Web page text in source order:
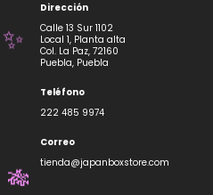
Dirección
Calle 13 Sur 1102
Local 1, Planta alta
Col. La Paz, 72160
Puebla, Puebla
Teléfono
222 485 9974
Correo
tienda@japanboxstore.com
✨